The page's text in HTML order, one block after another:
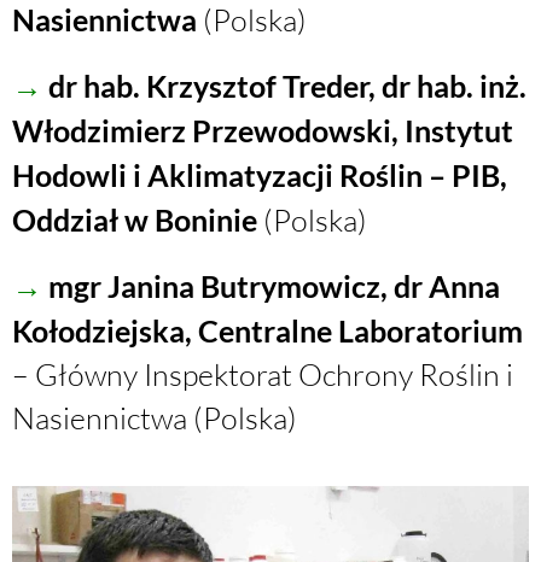
Nasiennictwa (Polska)
→ dr hab. Krzysztof Treder, dr hab. inż.
Włodzimierz Przewodowski, Instytut
Hodowli i Aklimatyzacji Roślin – PIB,
Oddział w Boninie (Polska)
→ mgr Janina Butrymowicz, dr Anna
Kołodziejska, Centralne Laboratorium
– Główny Inspektorat Ochrony Roślin i
Nasiennictwa (Polska)